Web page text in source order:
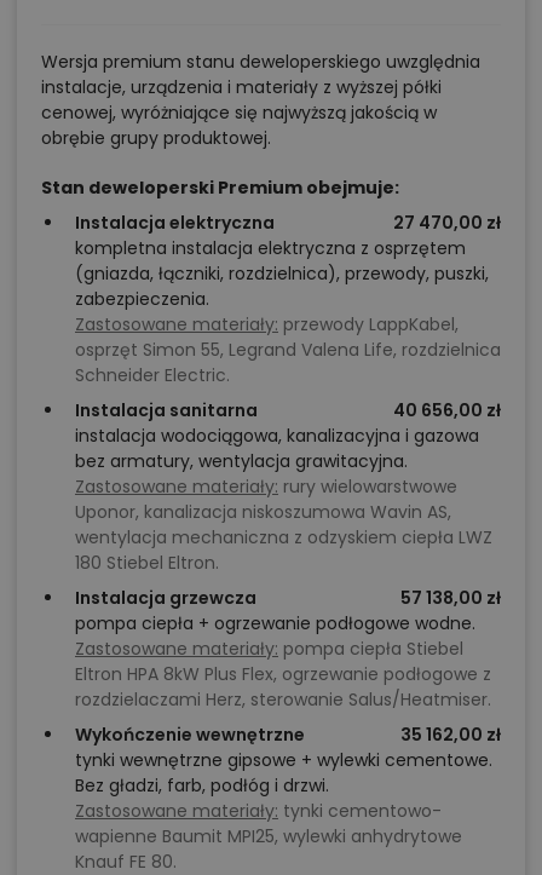
Wersja premium stanu deweloperskiego uwzględnia
instalacje, urządzenia i materiały z wyższej półki
cenowej, wyróżniające się najwyższą jakością w
obrębie grupy produktowej.
Stan deweloperski Premium obejmuje:
Instalacja elektryczna
27 470,00 zł
kompletna instalacja elektryczna z osprzętem
(gniazda, łączniki, rozdzielnica), przewody, puszki,
zabezpieczenia.
Zastosowane materiały: przewody LappKabel,
osprzęt Simon 55, Legrand Valena Life, rozdzielnica
Schneider Electric.
Instalacja sanitarna
40 656,00 zł
instalacja wodociągowa, kanalizacyjna i gazowa
bez armatury, wentylacja grawitacyjna.
Zastosowane materiały: rury wielowarstwowe
Uponor, kanalizacja niskoszumowa Wavin AS,
wentylacja mechaniczna z odzyskiem ciepła LWZ
180 Stiebel Eltron.
Instalacja grzewcza
57 138,00 zł
pompa ciepła + ogrzewanie podłogowe wodne.
Zastosowane materiały: pompa ciepła Stiebel
Eltron HPA 8kW Plus Flex, ogrzewanie podłogowe z
rozdzielaczami Herz, sterowanie Salus/Heatmiser.
Wykończenie wewnętrzne
35 162,00 zł
tynki wewnętrzne gipsowe + wylewki cementowe.
Bez gładzi, farb, podłóg i drzwi.
Zastosowane materiały: tynki cementowo-
wapienne Baumit MPI25, wylewki anhydrytowe
Knauf FE 80.